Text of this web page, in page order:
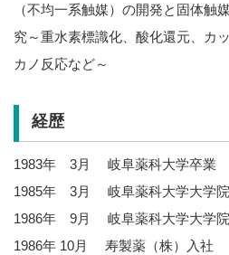
（不均一系触媒）の開発と固体触
究～重水素標識化、酸化還元、カ
カノ反応など～
経歴
1983年 3月 岐阜薬科大学卒業
1985年 3月 岐阜薬科大学大学院
1986年 9月 岐阜薬科大学大学院
1986年 10月 寿製薬（株）入社